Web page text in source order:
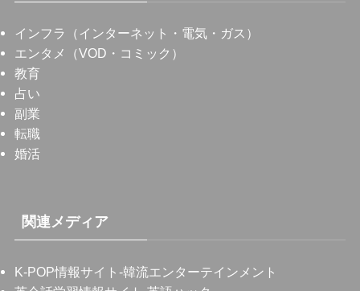
インフラ（インターネット・電気・ガス）
エンタメ（VOD・コミック）
教育
占い
副業
転職
婚活
関連メディア
K-POP情報サイト -韓流エンターテインメント